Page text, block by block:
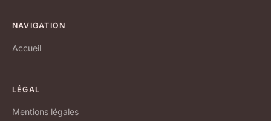
NAVIGATION
Accueil
LÉGAL
Mentions légales